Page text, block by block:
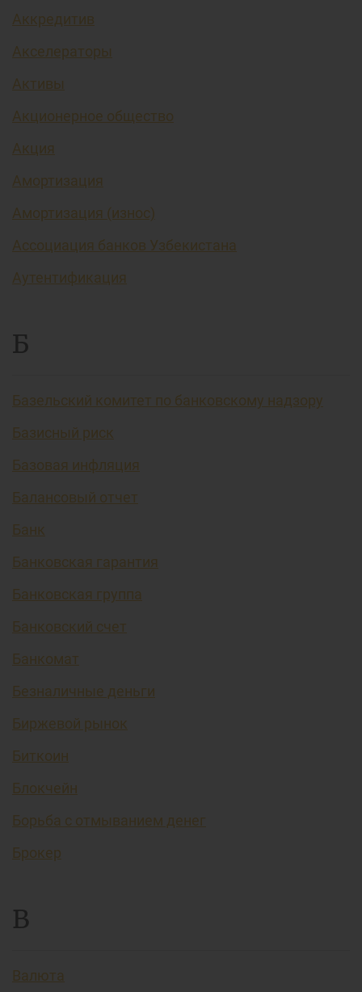
Аккредитив
Акселераторы
Активы
Акционерное общество
Акция
Амортизация
Амортизация (износ)
Ассоциация банков Узбекистана
Аутентификация
Б
Базельский комитет по банковскому надзору
Базисный риск
Базовая инфляция
Балансовый отчет
Банк
Банковская гарантия
Банковская группа
Банковский счет
Банкомат
Безналичные деньги
Биржевой рынок
Биткоин
Блокчейн
Борьба с отмыванием денег
Брокер
В
Валюта